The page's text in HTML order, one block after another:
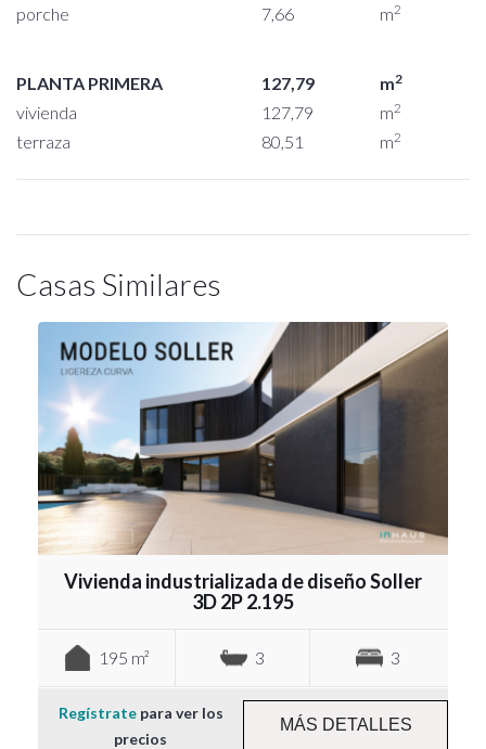
porche 7,66 m2
PLANTA PRIMERA 127,79 m2
vivienda 127,79 m2
terraza 80,51 m2
Casas Similares
Vivienda industrializada de diseño Soller
3D 2P 2.195
195 m² 3 3
Regístratepara ver los
precios
MÁS DETALLES